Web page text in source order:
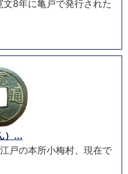
8年に亀戸で発行された
）...
戸の本所小梅村、現在で